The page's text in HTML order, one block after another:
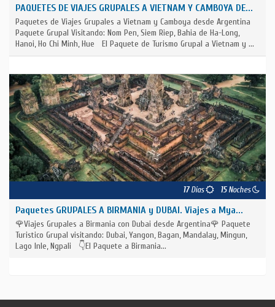
PAQUETES DE VIAJES GRUPALES A VIETNAM Y CAMBOYA DE...
Paquetes de Viajes Grupales a Vietnam y Camboya desde Argentina
Paquete Grupal Visitando: Nom Pen, Siem Riep, Bahia de Ha-Long,
Hanoi, Ho Chi Minh, Hue El Paquete de Turismo Grupal a Vietnam y ...
17Días 15Noches
Paquetes GRUPALES A BIRMANIA y DUBAI. Viajes a Mya...
🌹Viajes Grupales a Birmania con Dubai desde Argentina🌹 Paquete
Turistico Grupal visitando: Dubai, Yangon, Bagan, Mandalay, Mingun,
Lago Inle, Ngpali 👇El Paquete a Birmania...